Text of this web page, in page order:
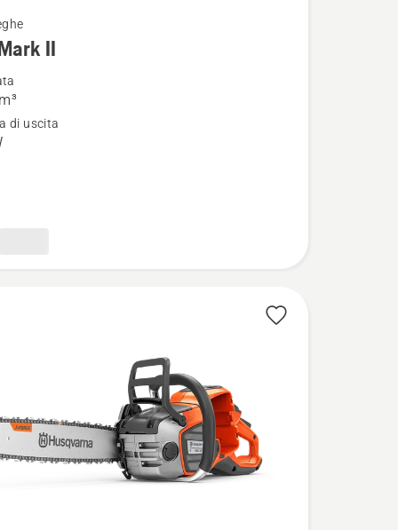
II
di uscita